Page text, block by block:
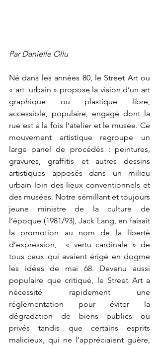
Par Danielle Ollu
Né dans les années 80, le Street Art ou
« art  urbain » propose la vision d’un art
graphique ou plastique libre,
accessible, populaire, engagé dont la
rue est à la fois l’atelier et le musée. Ce
mouvement artistique regroupe un
large panel de procédés : peintures,
gravures, graffitis et autres dessins
artistiques apposés dans un milieu
urbain loin des lieux conventionnels et
des musées. Notre sémillant et toujours
jeune ministre de la culture de
l’époque (1981/93), Jack Lang, en faisait
la promotion au nom de la liberté
d’expression,  « vertu cardinale » de
tous ceux qui avaient érigé en dogme
les idées de mai 68. Devenu aussi
populaire que critiqué, le Street Art a
nécessité rapidement une
réglementation pour éviter la
dégradation de biens publics ou
privés tandis que certains esprits
malicieux, qui ne l’appréciaient guère,